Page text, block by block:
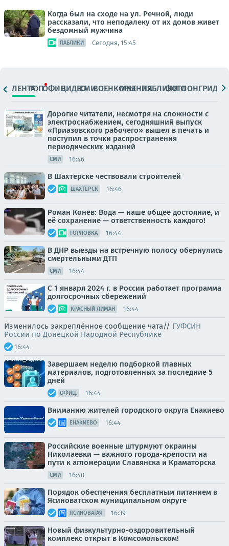
Когда был на сходе на ул. Речной, люди
рассказали, что неподалеку от их домов живет
бездомный мужчина
ПАБЛИКИ Сегодня, 15:45
ЛЕНТАТОПОФИЦ.ВИДЕОСМИВОЕНКОРЫМНЕНИЯПАБЛИКИ
ФОТОЛОНГРИДЫ
Дорогие читатели, несмотря на сложности с
электроснабжением, сегодняшний выпуск
«Приазовского рабочего» вышел в печать и
поступил в точки распространения
периодических изданий
СМИ 16:46
В Шахтерске чествовали строителей
ШАХТЁРСК 16:46
Роман Конев: Вода — наше общее достояние, и
её сохранение — ответственность каждого!
ГОРЛОВКА 16:44
В ДНР выезды на встречную полосу обернулись
смертельными ДТП
СМИ 16:44
С 1 января 2024 г. в России работает программа
долгосрочных сбережений
КРАСНЫЙ ЛИМАН 16:44
Изменилось закреплённое сообщение чата// ГУФСИН
России по Донецкой Народной Республике
16:44
Завершаем неделю подборкой главных
материалов, подготовленных за последние 5
дней
ОФИЦ. 16:44
Вниманию жителей городского округа Енакиево
ЕНАКИЕВО 16:44
Российские военные штурмуют окраины
Николаевки — важного города-крепости на
пути к агломерации Славянска и Краматорска
СМИ 16:40
Порядок обеспечения бесплатным питанием в
Ясиноватском муниципальном округе
ЯСИНОВАТАЯ 16:39
Новый физкультурно-оздоровительный
комплекс открыт в Комсомольском!